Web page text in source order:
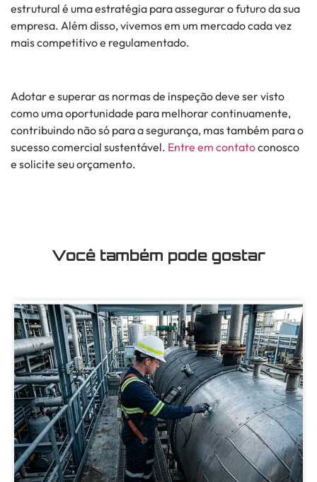
estrutural é uma estratégia para assegurar o futuro da sua
empresa. Além disso, vivemos em um mercado cada vez
mais competitivo e regulamentado.
Adotar e superar as normas de inspeção deve ser visto
como uma oportunidade para melhorar continuamente,
contribuindo não só para a segurança, mas também para o
sucesso comercial sustentável. Entre em contatoconosco
e solicite seu orçamento.
Você também pode gostar